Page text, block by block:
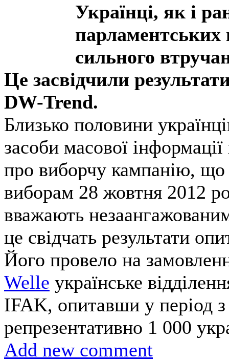
Українці, як і
парламентських
сильного
Це засвідчили
DW-Trend.
Близько половини
засоби масової
про виборчу кампанію, що
виборам 28 жовтня 2012
вважають
це свідчать результати
Його провело на
Welle українське
IFAK, опитавши у період
репрезентативно 1 000
Add new comment